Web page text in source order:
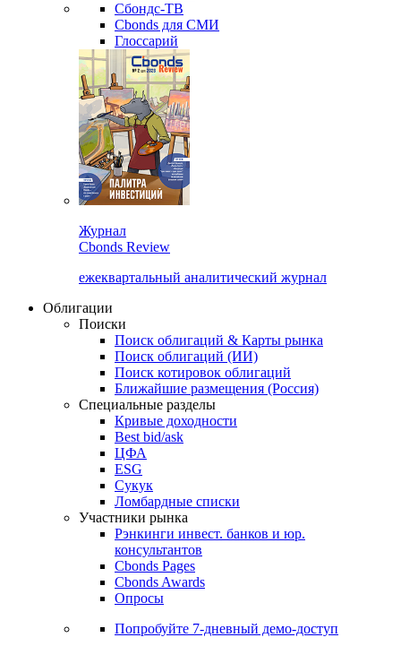
Новости & Research Hub
Новости рынка
Research Hub
Сбондс-ТВ
Cbonds для СМИ
Глоссарий
Cbonds Review
ежеквартальный аналитический журнал
Облигации
Поиски
Поиск облигаций & Карты рынка
Поиск облигаций (ИИ)
Поиск котировок облигаций
Ближайшие размещения (Россия)
Специальные разделы
Кривые доходности
Best bid/ask
ЦФА
ESG
Сукук
Ломбардные списки
Участники рынка
Рэнкинги инвест. банков и юр.
Cbonds Pages